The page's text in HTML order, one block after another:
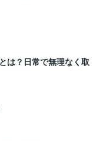
は？日常で無理なく取